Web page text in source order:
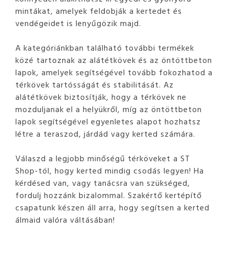
mintákat, amelyek feldobják a kertedet és
vendégeidet is lenyűgözik majd.
A kategóriánkban található további termékek
közé tartoznak az alátétkövek és az öntöttbeton
lapok, amelyek segítségével tovább fokozhatod a
térkövek tartósságát és stabilitását. Az
alátétkövek biztosítják, hogy a térkövek ne
mozduljanak el a helyükről, míg az öntöttbeton
lapok segítségével egyenletes alapot hozhatsz
létre a teraszod, járdád vagy kerted számára.
Válaszd a legjobb minőségű térköveket a ST
Shop-tól, hogy kerted mindig csodás legyen! Ha
kérdésed van, vagy tanácsra van szükséged,
fordulj hozzánk bizalommal. Szakértő kertépítő
csapatunk készen áll arra, hogy segítsen a kerted
álmaid valóra váltásában!